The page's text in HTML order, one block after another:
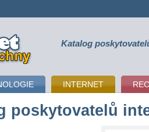
Katalog
INTERNET
poskytovatelů